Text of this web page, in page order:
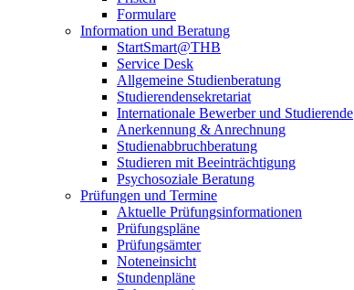
Formulare
Information und Beratung
StartSmart@THB
Service Desk
Allgemeine Studienberatung
Studierendensekretariat
Internationale Bewerber und Studierende
Anerkennung & Anrechnung
Studienabbruchberatung
Studieren mit Beeinträchtigung
Psychosoziale Beratung
Prüfungen und Termine
Aktuelle Prüfungsinformationen
Prüfungspläne
Prüfungsämter
Noteneinsicht
Stundenpläne